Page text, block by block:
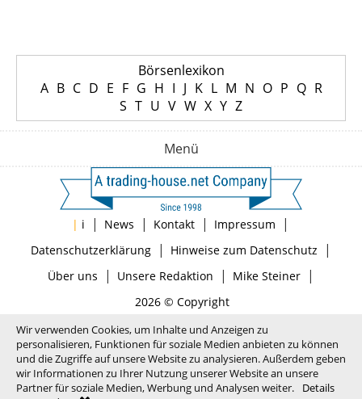
Börsenlexikon
A B C D E F G H I J K L M N O P Q R
S T U V W X Y Z
Menü
| i | News | Kontakt | Impressum |
Datenschutzerklärung| Hinweise zum Datenschutz |
Über uns | Unsere Redaktion | Mike Steiner|
2026 © Copyright
Wir verwenden Cookies, um Inhalte und Anzeigen zu
personalisieren, Funktionen für soziale Medien anbieten zu können
und die Zugriffe auf unsere Website zu analysieren. Außerdem geben
wir Informationen zu Ihrer Nutzung unserer Website an unsere
Partner für soziale Medien, Werbung und Analysen weiter.
Details